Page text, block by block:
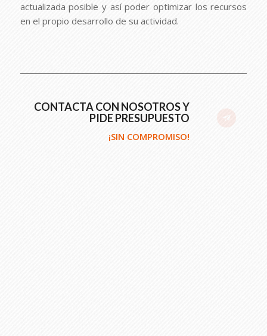
actualizada posible y así poder optimizar los recursos
en el propio desarrollo de su actividad.
CONTACTA CON NOSOTROS Y
PIDE PRESUPUESTO
¡SIN COMPROMISO!